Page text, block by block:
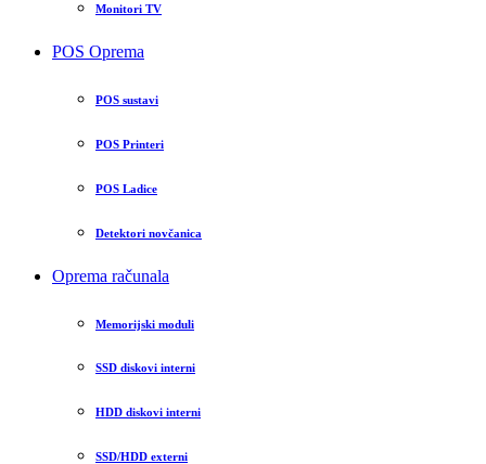
Monitori TV
POS Oprema
POS sustavi
POS Printeri
POS Ladice
Detektori novčanica
Oprema računala
Memorijski moduli
SSD diskovi interni
HDD diskovi interni
SSD/HDD externi